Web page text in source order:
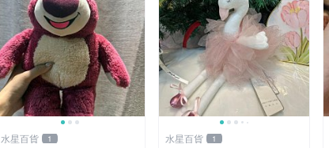
水星百貨 1 水星百貨 1